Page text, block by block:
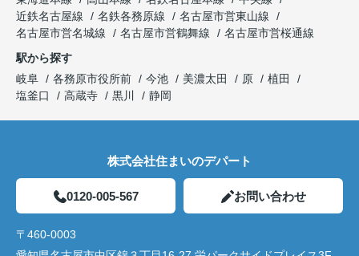
近鉄名古屋線
名鉄各務原線
名古屋市営東山線
名古屋市営名城線
名古屋市営鶴舞線
名古屋市営桜通線
駅から探す
岐阜
各務原市役所前 今池 美濃太田 原
植田
塩釜口
高蔵寺 黒川 静岡
株式会社住まいのデパート
0120-005-567 お問い合わせ
〒460-0003